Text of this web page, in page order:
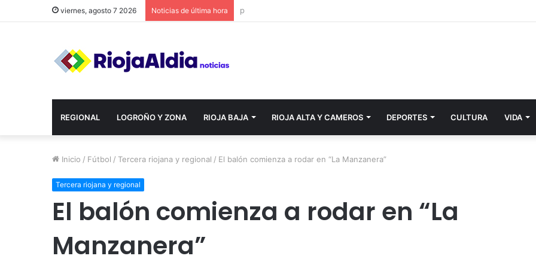
viernes, agosto 7 2026 Noticias de última hora
REGIONAL LOGROÑO Y ZONA RIOJA BAJA RIOJA ALTA Y CAMEROS DEPORTES CULTURA VIDA
Inicio / Fútbol / Tercera riojana y regional / El balón comienza a rodar en “La Manzanera”
Tercera riojana y regional
El balón comienza a rodar en “La
Manzanera”